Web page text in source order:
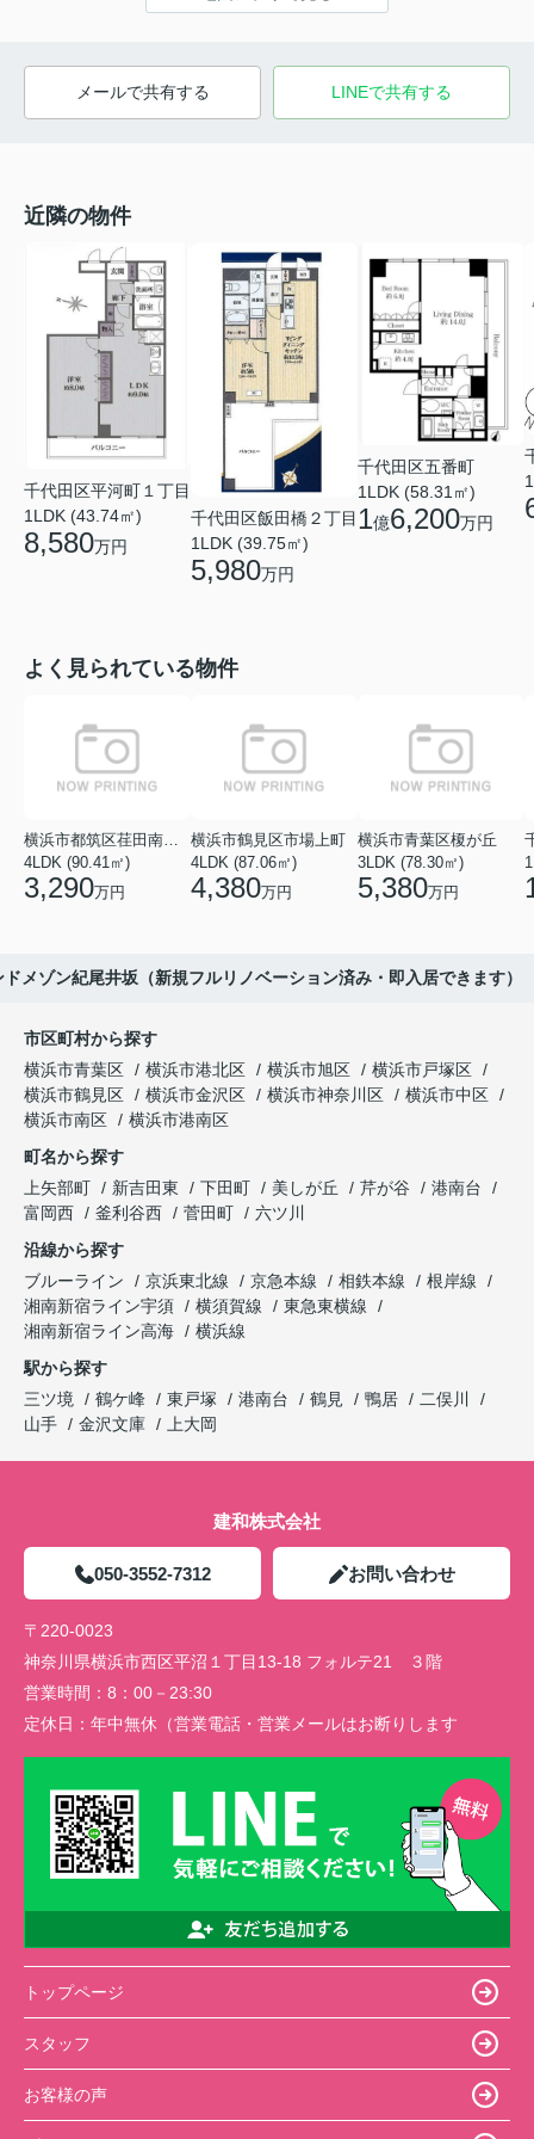
メールで共有する LINEで共有する
近隣の物件
千代田区平河町１丁目
1LDK (43.74㎡)
8,580万円
千代田区飯田橋２丁目
1LDK (39.75㎡)
5,980万円
千代田区五番町
1LDK (58.31㎡)
1億6,200万円
よく見られている物件
4LDK (90.41㎡)
3,290万円
横浜市鶴見区市場上町
4LDK (87.06㎡)
4,380万円
横浜市青葉区榎が丘
3LDK (78.30㎡)
5,380万円
メゾン紀尾井坂（新規フルリノベーション済み・即入居できます）
市区町村から探す
横浜市青葉区
横浜市港北区 横浜市旭区
横浜市戸塚区
横浜市鶴見区
横浜市金沢区 横浜市神奈川区
横浜市中区
横浜市南区
横浜市港南区
町名から探す
上矢部町
新吉田東 下田町 美しが丘 芹が谷
港南台
富岡西
釜利谷西 菅田町
六ツ川
沿線から探す
ブルーライン
京浜東北線 京急本線 相鉄本線
根岸線
湘南新宿ライン宇須
横須賀線
東急東横線
湘南新宿ライン高海
横浜線
駅から探す
三ツ境
鶴ケ峰 東戸塚 港南台 鶴見 鴨居
二俣川
山手
金沢文庫 上大岡
建和株式会社
050-3552-7312 お問い合わせ
〒220-0023
神奈川県横浜市西区平沼１丁目13-18 フォルテ21 ３階
営業時間： 8：00－23:30
定休日： 年中無休（営業電話・営業メールはお断りします
トップページ
スタッフ
お客様の声